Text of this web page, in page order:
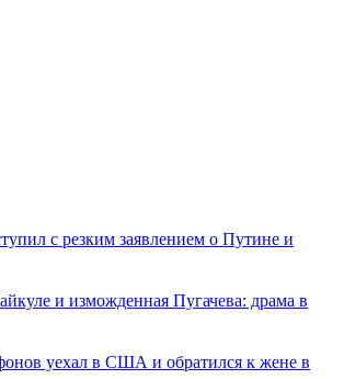
с резким заявлением о Путине и
и изможденная Пугачева: драма в
уехал в США и обратился к жене в